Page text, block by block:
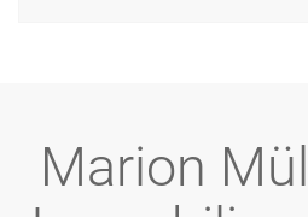
Marion